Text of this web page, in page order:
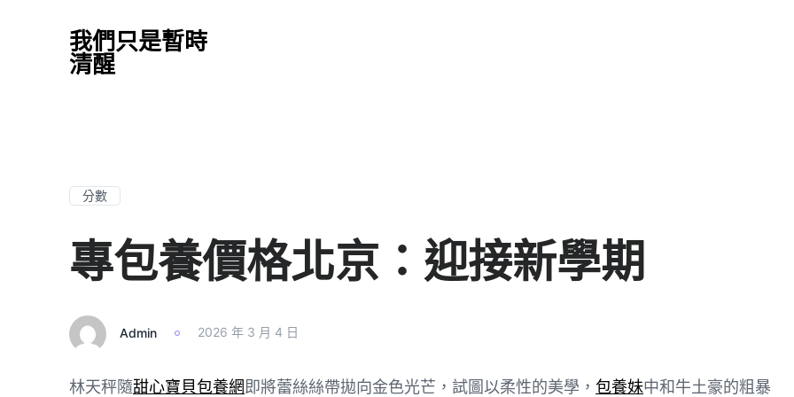
我們只是暫時
清醒
分數
專包養價格北京：迎接新學期
Admin 2026 年 3 月 4 日
林天秤隨甜心寶貝包養網 即將蕾絲絲帶拋向金色光芒，試圖以柔性的美學， 包養妹中和牛土豪的粗暴